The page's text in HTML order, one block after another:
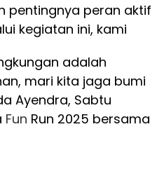
pentingnya peran aktif
kegiatan ini, kami
adalah
mari kita jaga bumi
Ayendra, Sabtu
Fun Run 2025 bersama